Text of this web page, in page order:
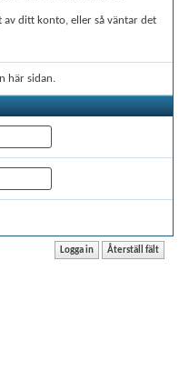
ditt konto, eller så väntar det
här sidan.